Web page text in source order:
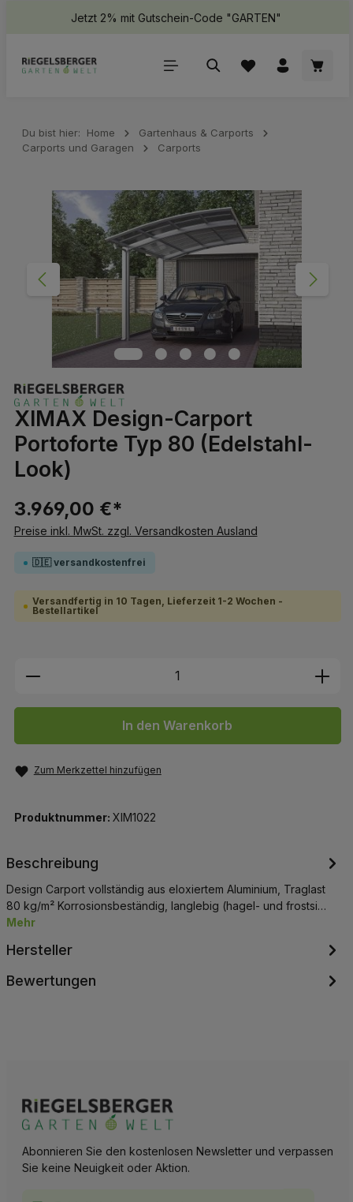
springenJetzt 2% mit Gutschein-Code "GARTEN"
Du bist hier: Home
Gartenhaus & Carports
Carports und Garagen
Carports
Bildergalerie überspringen
XIMAX Design-Carport
Portoforte Typ 80 (Edelstahl-
Look)
3.969,00 €*
Preise inkl. MwSt. zzgl. Versandkosten Ausland
🇩🇪 versandkostenfrei
Versandfertig in 10 Tagen, Lieferzeit 1-2 Wochen -
Bestellartikel
Produkt Anzahl: Gib den
In den Warenkorb
Zum Merkzettel hinzufügen
Produktnummer: XIM1022
Beschreibung
Design Carport vollständig aus eloxiertem Aluminium, Traglast
80 kg/m² Korrosionsbeständig, langlebig (hagel- und frostsi…
Mehr
Hersteller
Bewertungen
Abonnieren Sie den kostenlosen Newsletter und verpassen
Sie keine Neuigkeit oder Aktion.